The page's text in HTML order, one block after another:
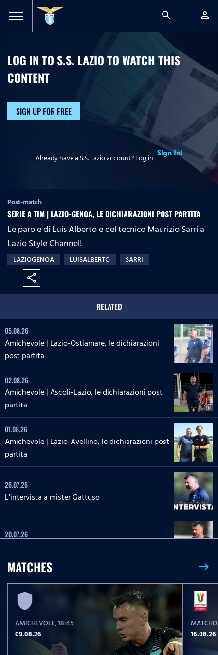
search person
LOG IN TO S.S. LAZIO TO WATCHTHIS
CONTENT
SIGN UP FOR FREE
Already have a S.S. Lazio account? Log in Sign In!
Post-match
SERIE A TIM | LAZIO-GENOA, LE DICHIARAZIONI POST PARTITA
Le parole di Luis Alberto e del tecnico Maurizio Sarri a
Lazio Style Channel!
LAZIOGENOA LUISALBERTO SARRI
share
RELATED
05.08.26
Amichevole | Lazio-Ostiamare, le dichiarazioni
post partita
02.08.26
Amichevole | Ascoli-Lazio, le dichiarazioni post
partita
01.08.26
Amichevole | Lazio-Avellino, le dichiarazioni post
partita
26.07.26
L'intervista a mister Gattuso
20.07.26
23.05.26
Serie A Enilive | Lazio-Pisa, le parole post partita
23.05.26
Serie A Enilive | Lazio-Pisa, la conferenza stampa
post partita
MATCHES east
AMICHEVOLE, 18:45
09.08.26
16.08.26